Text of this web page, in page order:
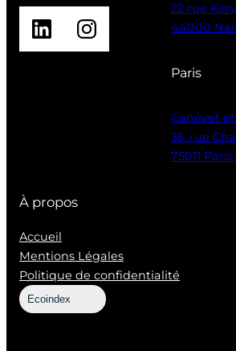
LinkedInInstagram
22 rue
44000
Paris
Canévet
35, rue
75011
À propos
Accueil
Mentions Légales
Politique de confidentialité
Ecoindex